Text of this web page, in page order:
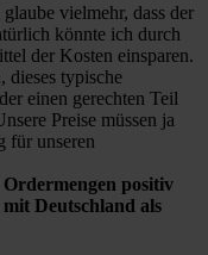
vielmehr, dass der
könnte ich durch
der Kosten einsparen.
dieses typische
einen gerechten Teil
Preise müssen ja
für unseren
positiv
Deutschland als